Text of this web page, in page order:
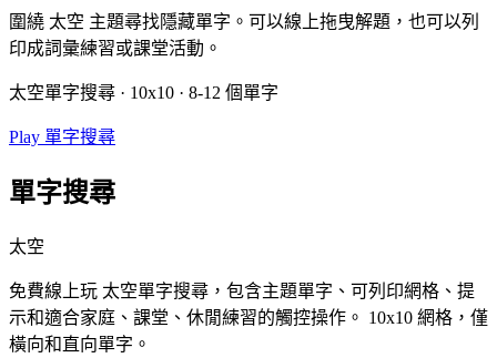
圍繞 太空 主題尋找隱藏單字。可以線上拖曳解題，也可以列
印成詞彙練習或課堂活動。
太空單字搜尋 · 10x10 · 8-12 個單字
Play 單字搜尋
單字搜尋
太空
免費線上玩 太空單字搜尋，包含主題單字、可列印網格、提
示和適合家庭、課堂、休閒練習的觸控操作。 10x10 網格，僅
橫向和直向單字。